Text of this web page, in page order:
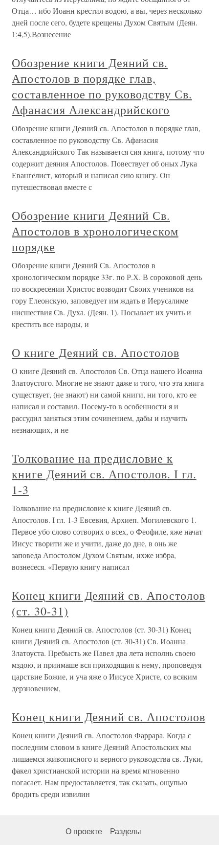
Отца… ибо Иоанн крестил водою, а вы, через несколько
дней после сего, будете крещены Духом Святым (Деян.
1:4,5).Вознесение
Обозрение книги Деяний св.
Апостолов в порядке глав,
составленное по руководству Св.
Афанасия Александрийского
Обозрение книги Деяний св. Апостолов в порядке глав,
составленное по руководству Св. Афанасия
Александрийского Так называется сия книга, потому что
содержит деяния Апостолов. Повествует об оных Лука
Евангелист, который и написал сию книгу. Он
путешествовал вместе с
Обозрение книги Деяний Св.
Апостолов в хронологическом
порядке
Обозрение книги Деяний Св. Апостолов в
хронологическом порядке 33г. по Р.Х. В сороковой день
по воскресении Христос возводит Своих учеников на
гору Елеонскую, заповедует им ждать в Иерусалиме
нисшествия Св. Духа. (Деян. 1). Посылает их учить и
крестить все народы, и
О книге Деяний св. Апостолов
О книге Деяний св. Апостолов Св. Отца нашего Иоанна
Златоустого. Многие не знают даже и того, что эта книга
существует, (не знают) ни самой книги, ни того, кто ее
написал и составил. Посему-то в особенности я и
рассудил заняться этим сочинением, дабы и научить
незнающих, и не
Толкование на предисловие к
книге Деяний св. Апостолов. I гл.
1-3
Толкование на предисловие к книге Деяний св.
Апостолов. I гл. 1-3 Евсевия, Архиеп. Могилевского 1.
Первое убо слово сотворих о всех, о Феофиле, яже начат
Иисус творити же и учити, даже до дне, в онь же
заповеда Апостолом Духом Святым, ихже избра,
вознесеся. «Первую книгу написал
Конец книги Деяний св. Апостолов
(ст. 30-31)
Конец книги Деяний св. Апостолов (ст. 30-31) Конец
книги Деяний св. Апостолов (ст. 30-31) Cв. Иоанна
Златоуста. Пребысть же Павел два лета исполнь своею
мздою, и приимаше вся приходящия к нему, проповедуя
царствие Божие, и уча яже о Иисусе Христе, со всяким
дерзновением,
Конец книги Деяний св. Апостолов
Конец книги Деяний св. Апостолов Фаррара. Когда с
последним словом в книге Деяний Апостольских мы
лишаемся живописного и верного руководства св. Луки,
факел христианской истории на время мгновенно
погасает. Нам предоставляется, так сказать, ощупью
бродить среди извилин
О проекте Разделы